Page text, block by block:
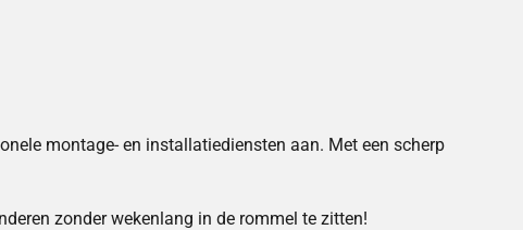
montage- en installatiediensten aan. Met een scherp
zonder wekenlang in de rommel te zitten!